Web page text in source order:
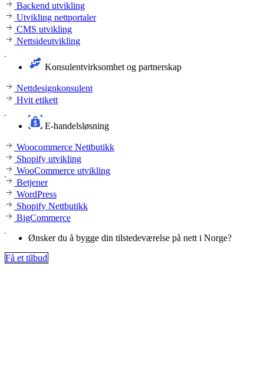
Backend utvikling
Utvikling nettportaler
CMS utvikling
Nettsideutvikling
Konsulentvirksomhet og partnerskap
Nettdesignkonsulent
Hvit etikett
E-handelsløsning
Woocommerce Nettbutikk
Shopify utvikling
WooCommerce utvikling
Betjener
WordPress
Shopify Nettbutikk
BigCommerce
Ønsker du å bygge din tilstedeværelse på nett i Norge?
Få et tilbud